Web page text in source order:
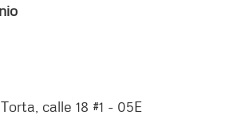
calle 18 #1 - 05E